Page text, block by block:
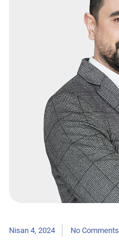
Nisan 4, 2024 No Comments